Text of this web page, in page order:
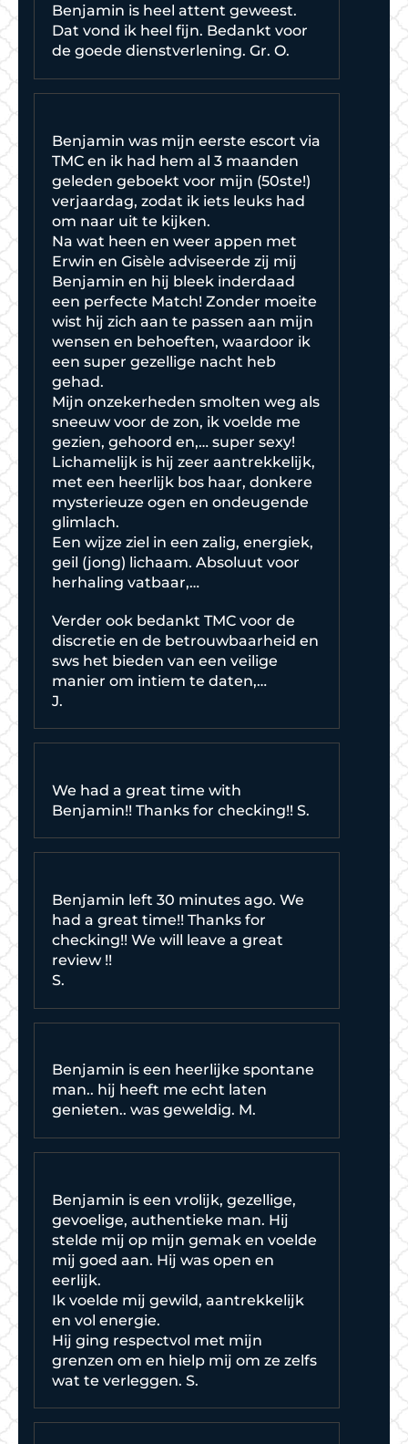
Benjamin is heel attent geweest.
Dat vond ik heel fijn. Bedankt voor
de goede dienstverlening. Gr. O.
Benjamin was mijn eerste escort via
TMC en ik had hem al 3 maanden
geleden geboekt voor mijn (50ste!)
verjaardag, zodat ik iets leuks had
om naar uit te kijken.
Na wat heen en weer appen met
Erwin en Gisèle adviseerde zij mij
Benjamin en hij bleek inderdaad
een perfecte Match! Zonder moeite
wist hij zich aan te passen aan mijn
wensen en behoeften, waardoor ik
een super gezellige nacht heb
gehad.
Mijn onzekerheden smolten weg als
sneeuw voor de zon, ik voelde me
gezien, gehoord en,… super sexy!
Lichamelijk is hij zeer aantrekkelijk,
met een heerlijk bos haar, donkere
mysterieuze ogen en ondeugende
glimlach.
Een wijze ziel in een zalig, energiek,
geil (jong) lichaam. Absoluut voor
herhaling vatbaar,…
Verder ook bedankt TMC voor de
discretie en de betrouwbaarheid en
sws het bieden van een veilige
manier om intiem te daten,…
J.
We had a great time with
Benjamin!! Thanks for checking!! S.
Benjamin left 30 minutes ago. We
had a great time!! Thanks for
checking!! We will leave a great
review !!
S.
Benjamin is een heerlijke spontane
man.. hij heeft me echt laten
genieten.. was geweldig. M.
Benjamin is een vrolijk, gezellige,
gevoelige, authentieke man. Hij
stelde mij op mijn gemak en voelde
mij goed aan. Hij was open en
eerlijk.
Ik voelde mij gewild, aantrekkelijk
en vol energie.
Hij ging respectvol met mijn
grenzen om en hielp mij om ze zelfs
wat te verleggen. S.